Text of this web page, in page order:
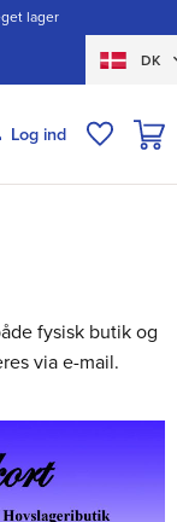
lager
DK
Log ind
fysisk butik og
via e-mail.